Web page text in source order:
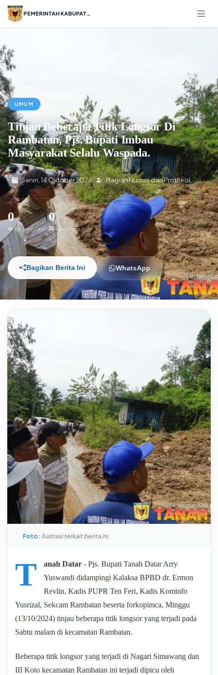
PEMERINTAH KABUPATEN
Beranda
UMUM
Tinjau Beberapa Titik Longsor Di
Rambatan, Pjs. Bupati Imbau
Masyarakat Selalu Waspada.
Senin, 14 Oktober 2024 Bagian Humas dan Protokol
0
Ditampilkan
0
Komentar
Bagikan Berita Ini WhatsApp
Foto: Ilustrasi terkait berita ini.
T anah Datar - Pjs. Bupati Tanah Datar Arry
Yuswandi didampingi Kalaksa BPBD dr. Ermon
Revlin, Kadis PUPR Ten Feri, Kadis Kominfo
Yusrizal, Sekcam Rambatan beserta forkopimca, Minggu
(13/10/2024) tinjau beberapa titik longsor yang terjadi pada
Sabtu malam di kecamatan Rambatan.
Beberapa titik longsor yang terjadi di Nagari Simawang dan
III Koto kecamatan Rambatan ini terjadi dipicu oleh